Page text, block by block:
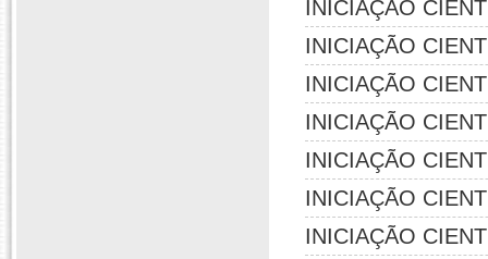
INICIAÇÃO
INICIAÇÃO
INICIAÇÃO
INICIAÇÃO
INICIAÇÃO
INICIAÇÃO
INICIAÇÃO